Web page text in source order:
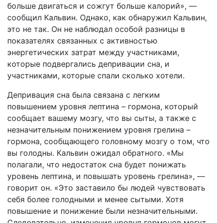
больше двигаться и сожгут больше калорий», —
сообщил Кальвин. Однако, как обнаружил Кальвин,
это не так. Он не наблюдал особой разницы в
показателях связанных с активностью
энергетических затрат между участниками,
которые подвергались депривации сна, и
участниками, которые спали сколько хотели.
Депривация сна была связана с легким
повышением уровня лептина – гормона, который
сообщает вашему мозгу, что вы сыты, а также с
незначительным понижением уровня грелина –
гормона, сообщающего головному мозгу о том, что
вы голодны. Кальвин ожидал обратного. «Мы
полагали, что недостаток сна будет понижать
уровень лептина, и повышать уровень грелина», —
говорит он. «Это заставило бы людей чувствовать
себя более голодными и менее сытыми. Хотя
повышение и понижение были незначительными.